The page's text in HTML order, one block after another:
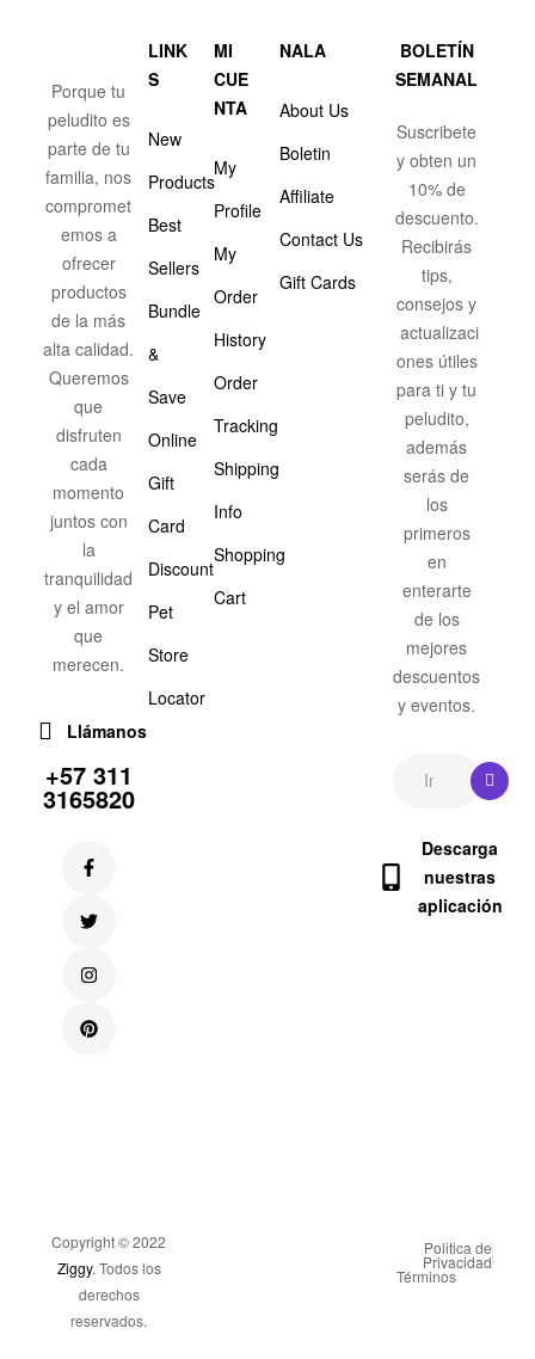
Porque tu
peludito es
parte de tu
familia, nos
compromet
emos a
ofrecer
productos
de la más
alta calidad.
Queremos
que
disfruten
cada
momento
juntos con
la
tranquilidad
y el amor
que
merecen.
Llámanos
+57 311
3165820
LINK
S
New
Products
Best
Sellers
Bundle
&
Save
Online
Gift
Card
Discount
Pet
Store
Locator
MI
CUE
NTA
My
Profile
My
Order
History
Order
Tracking
Shipping
Info
Shopping
Cart
NALA
About Us
Boletin
Affiliate
Contact Us
Gift Cards
BOLETÍN
SEMANAL
Suscribete
y obten un
10% de
descuento.
Recibirás
tips,
consejos y
actualizaci
ones útiles
para ti y tu
peludito,
además
serás de
los
primeros
en
enterarte
de los
mejores
descuentos
y eventos.
Descarga
nuestras
aplicación
Copyright © 2022
Ziggy. Todos los
derechos
reservados.
Politica de
Privacidad
Términos